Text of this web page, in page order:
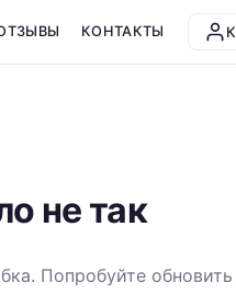
КОНТАКТЫ
не так
Попробуйте обновить